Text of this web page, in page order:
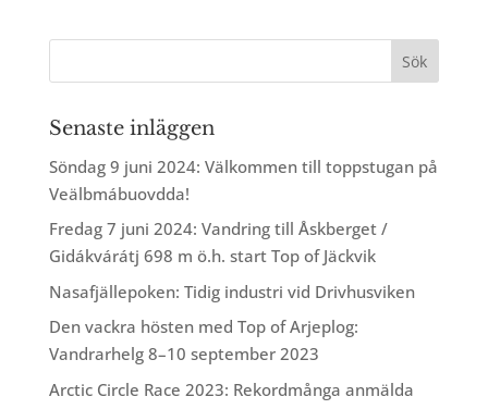
Senaste inläggen
Söndag 9 juni 2024: Välkommen till toppstugan på
Veälbmábuovdda!
Fredag 7 juni 2024: Vandring till Åskberget /
Gidákvárátj 698 m ö.h. start Top of Jäckvik
Nasafjällepoken: Tidig industri vid Drivhusviken
Den vackra hösten med Top of Arjeplog:
Vandrarhelg 8–10 september 2023
Arctic Circle Race 2023: Rekordmånga anmälda